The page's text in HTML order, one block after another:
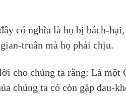
có nghĩa là họ bị bách-
truân mà họ phải chịu.
cho chúng ta rằng: Là một
chúng ta có còn gặp đau-